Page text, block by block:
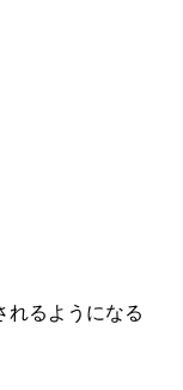
れるようになる